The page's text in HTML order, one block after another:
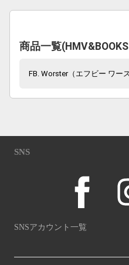
商品一覧
FB. Worster（エフビー ワー
SNS
SNSアカウント一覧